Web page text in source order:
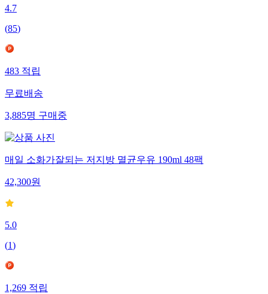
4.7
(85)
483 적립
무료배송
3,885명 구매중
매일 소화가잘되는 저지방 멸균우유 190ml 48팩
42,300원
5.0
(1)
1,269 적립